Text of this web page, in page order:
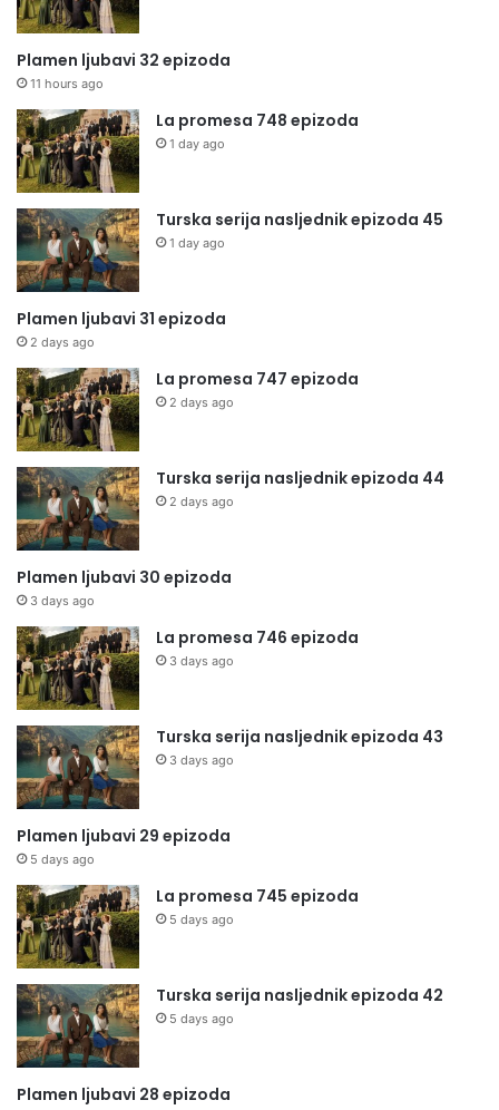
Plamen ljubavi 32 epizoda
11 hours ago
La promesa 748 epizoda
1 day ago
Turska serija nasljednik epizoda 45
1 day ago
Plamen ljubavi 31 epizoda
2 days ago
La promesa 747 epizoda
2 days ago
Turska serija nasljednik epizoda 44
2 days ago
Plamen ljubavi 30 epizoda
3 days ago
La promesa 746 epizoda
3 days ago
Turska serija nasljednik epizoda 43
3 days ago
Plamen ljubavi 29 epizoda
5 days ago
La promesa 745 epizoda
5 days ago
Turska serija nasljednik epizoda 42
5 days ago
Plamen ljubavi 28 epizoda